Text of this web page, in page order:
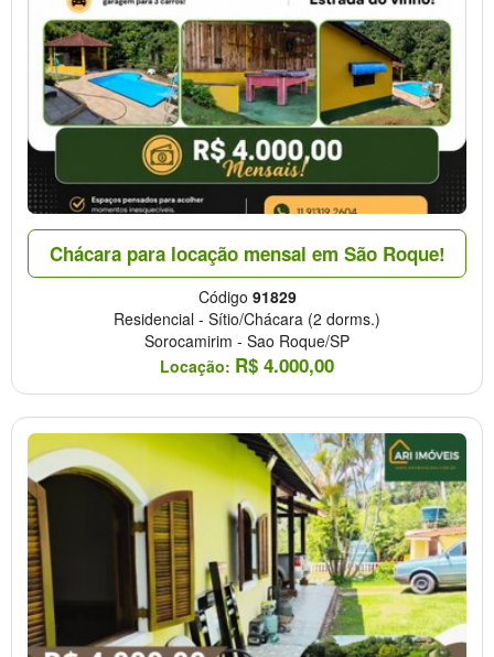
Chácara para locação mensal em São Roque!
Código 91829
Residencial - Sítio/Chácara (2 dorms.)
Sorocamirim - Sao Roque/SP
Locação: R$ 4.000,00